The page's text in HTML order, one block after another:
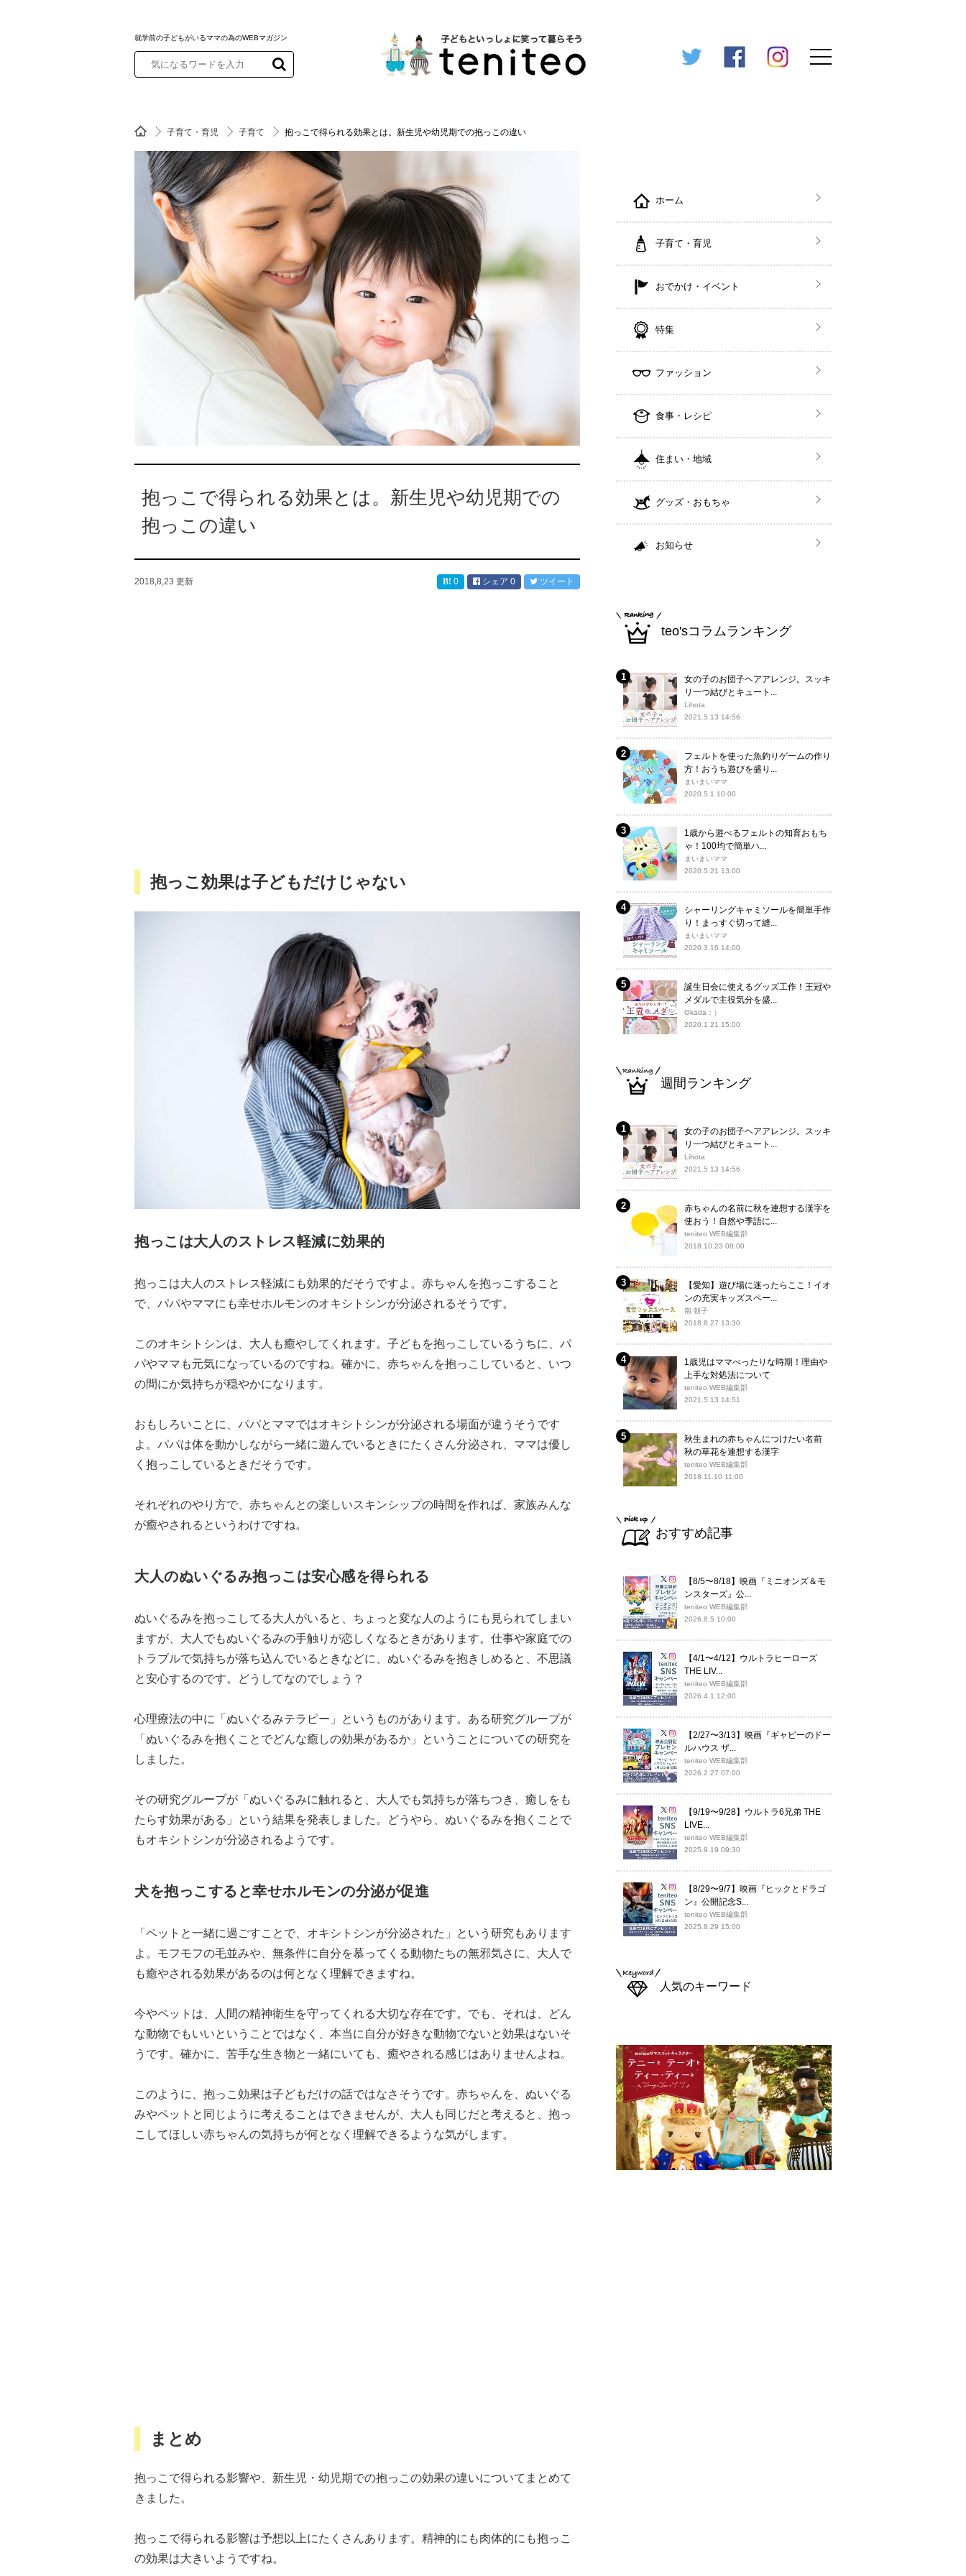
就学前の子どもがいるママの為のWEBマガジン
子育て・育児 子育て 抱っこで得られる効果とは。新生児や幼児期での抱っこの違い
抱っこで得られる効果とは。新生児や幼児期での
抱っこの違い
2018,8,23 更新 0 シェア 0 ツイート
抱っこ効果は子どもだけじゃない
抱っこは大人のストレス軽減に効果的
抱っこは大人のストレス軽減にも効果的だそうですよ。赤ちゃんを抱っこすること
で、パパやママにも幸せホルモンのオキシトシンが分泌されるそうです。
このオキシトシンは、大人も癒やしてくれます。子どもを抱っこしているうちに、パ
パやママも元気になっているのですね。確かに、赤ちゃんを抱っこしていると、いつ
の間にか気持ちが穏やかになります。
おもしろいことに、パパとママではオキシトシンが分泌される場面が違うそうです
よ。パパは体を動かしながら一緒に遊んでいるときにたくさん分泌され、ママは優し
く抱っこしているときだそうです。
それぞれのやり方で、赤ちゃんとの楽しいスキンシップの時間を作れば、家族みんな
が癒やされるというわけですね。
大人のぬいぐるみ抱っこは安心感を得られる
ぬいぐるみを抱っこしてる大人がいると、ちょっと変な人のようにも見られてしまい
ますが、大人でもぬいぐるみの手触りが恋しくなるときがあります。仕事や家庭での
トラブルで気持ちが落ち込んでいるときなどに、ぬいぐるみを抱きしめると、不思議
と安心するのです。どうしてなのでしょう？
心理療法の中に「ぬいぐるみテラピー」というものがあります。ある研究グループが
「ぬいぐるみを抱くことでどんな癒しの効果があるか」ということについての研究を
しました。
その研究グループが「ぬいぐるみに触れると、大人でも気持ちが落ちつき、癒しをも
たらす効果がある」という結果を発表しました。どうやら、ぬいぐるみを抱くことで
もオキシトシンが分泌されるようです。
犬を抱っこすると幸せホルモンの分泌が促進
「ペットと一緒に過ごすことで、オキシトシンが分泌された」という研究もあります
よ。モフモフの毛並みや、無条件に自分を慕ってくる動物たちの無邪気さに、大人で
も癒やされる効果があるのは何となく理解できますね。
今やペットは、人間の精神衛生を守ってくれる大切な存在です。でも、それは、どん
な動物でもいいということではなく、本当に自分が好きな動物でないと効果はないそ
うです。確かに、苦手な生き物と一緒にいても、癒やされる感じはありませんよね。
このように、抱っこ効果は子どもだけの話ではなさそうです。赤ちゃんを、ぬいぐる
みやペットと同じように考えることはできませんが、大人も同じだと考えると、抱っ
こしてほしい赤ちゃんの気持ちが何となく理解できるような気がします。
まとめ
抱っこで得られる影響や、新生児・幼児期での抱っこの効果の違いについてまとめて
きました。
抱っこで得られる影響は予想以上にたくさんあります。精神的にも肉体的にも抱っこ
の効果は大きいようですね。
ホーム
子育て・育児
おでかけ・イベント
特集
ファッション
食事・レシピ
住まい・地域
グッズ・おもちゃ
お知らせ
teo'sコラムランキング
女の子のお団子ヘアアレンジ。スッキ
リ一つ結びとキュート...
Lihota
2021.5.13 14:56
フェルトを使った魚釣りゲームの作り
方！おうち遊びを盛り...
まいまいママ
2020.5.1 10:00
1歳から遊べるフェルトの知育おもち
ゃ！100均で簡単ハ...
まいまいママ
2020.5.21 13:00
シャーリングキャミソールを簡単手作
り！まっすぐ切って縫...
まいまいママ
2020.3.16 14:00
誕生日会に使えるグッズ工作！王冠や
メダルで主役気分を盛...
Okada：）
2020.1.21 15:00
週間ランキング
女の子のお団子ヘアアレンジ。スッキ
リ一つ結びとキュート...
Lihota
2021.5.13 14:56
赤ちゃんの名前に秋を連想する漢字を
使おう！自然や季語に...
teniteo WEB編集部
2018.10.23 08:00
【愛知】遊び場に迷ったらここ！イオ
ンの充実キッズスペー...
南 朝子
2018.8.27 13:30
1歳児はママべったりな時期！理由や
上手な対処法について
teniteo WEB編集部
2021.5.13 14:51
秋生まれの赤ちゃんにつけたい名前
秋の草花を連想する漢字
teniteo WEB編集部
2018.11.10 11:00
おすすめ記事
【8/5〜8/18】映画『ミニオンズ＆モ
ンスターズ』公...
teniteo WEB編集部
2026.8.5 10:00
【4/1〜4/12】ウルトラヒーローズ
THE LIV...
teniteo WEB編集部
2026.4.1 12:00
【2/27〜3/13】映画『ギャビーのドー
ルハウス ザ...
teniteo WEB編集部
2026.2.27 07:00
【9/19〜9/28】ウルトラ6兄弟 THE
LIVE...
teniteo WEB編集部
2025.9.19 09:30
【8/29〜9/7】映画『ヒックとドラゴ
ン』公開記念S...
teniteo WEB編集部
2025.8.29 15:00
人気のキーワード